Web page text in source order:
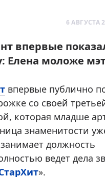
6 АВГУСТА
впервые
Елена моложе
впервые публично
со своей
которая младше
знаменитости
должность
ведет дела
».